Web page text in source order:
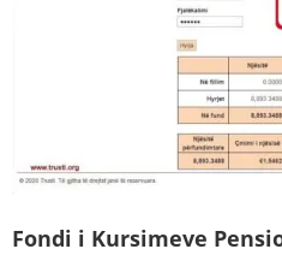
Fondi i Kursimeve